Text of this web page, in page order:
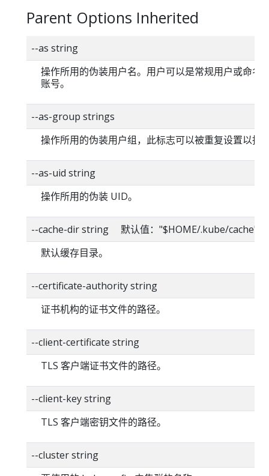
Parent Options Inherited
--as string
操作所用的伪装用户名。用户可以是常规用户或命名
账号。
--as-group strings
操作所用的伪装用户组，此标志可以被重复设置以指
--as-uid string
操作所用的伪装 UID。
--cache-dir string 默认值："$HOME/.kube/cache"
默认缓存目录。
--certificate-authority string
证书机构的证书文件的路径。
--client-certificate string
TLS 客户端证书文件的路径。
--client-key string
TLS 客户端密钥文件的路径。
--cluster string